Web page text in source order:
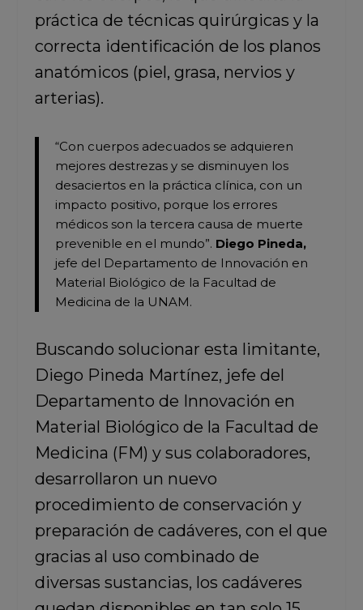
práctica de técnicas quirúrgicas y la
correcta identificación de los planos
anatómicos (piel, grasa, nervios y
arterias).
“Con cuerpos adecuados se adquieren
mejores destrezas y se disminuyen los
desaciertos en la práctica clínica, con un
impacto positivo, porque los errores
médicos son la tercera causa de muerte
prevenible en el mundo”. Diego Pineda,
jefe del Departamento de Innovación en
Material Biológico de la Facultad de
Medicina de la UNAM.
Buscando solucionar esta limitante,
Diego Pineda Martínez, jefe del
Departamento de Innovación en
Material Biológico de la Facultad de
Medicina (FM) y sus colaboradores,
desarrollaron un nuevo
procedimiento de conservación y
preparación de cadáveres, con el que
gracias al uso combinado de
diversas sustancias, los cadáveres